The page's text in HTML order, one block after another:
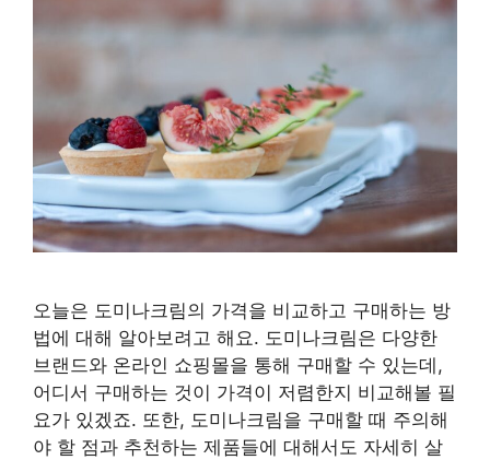
오늘은 도미나크림의 가격을 비교하고 구매하는 방
법에 대해 알아보려고 해요. 도미나크림은 다양한
브랜드와 온라인 쇼핑몰을 통해 구매할 수 있는데,
어디서 구매하는 것이 가격이 저렴한지 비교해볼 필
요가 있겠죠. 또한, 도미나크림을 구매할 때 주의해
야 할 점과 추천하는 제품들에 대해서도 자세히 살